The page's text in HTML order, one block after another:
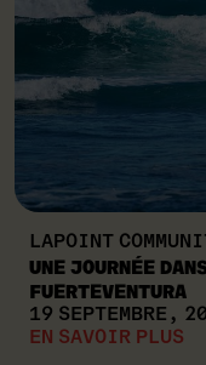
LAPOINT
UNE JOURNÉE
FUERTEVENTURA
19 SEPTEMBRE,
EN SAVOIR PLUS